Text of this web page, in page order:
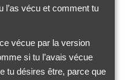
l’as vécu et comment tu
vécue par la version
si tu l’avais vécue
tu désires être, parce que